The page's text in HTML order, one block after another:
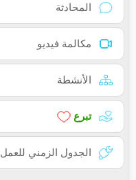
المحادثة
مكالمة فيديو
الأنشطة
تبرع
الجدول الزمني للعمل